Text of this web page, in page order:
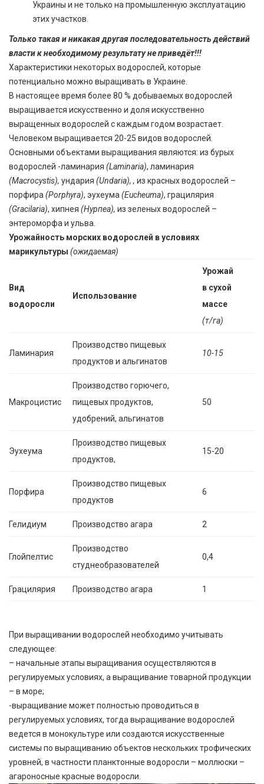
Украины и не только на промышленную эксплуатацию
этих участков.
Только такая и никакая другая последовательность действий
власти к необходимому результату не приведёт!!!
Характеристики некоторых водорослей, которые
потенциально можно выращивать в Украине.
В настоящее время более 80 % добываемых водорослей
выращивается искусственно и доля искусственно
выращенных водорослей с каждым годом возрастает.
Человеком выращивается 20-25 видов водорослей.
Основными объектами выращивания являются: из бурых
водорослей -ламинария (Laminaria), ламинария
(Macrocystis), ундария (Undaria), , из красных водорослей –
порфира (Porphyra), эухеума (Eucheuma), грацилярия
(Gracilaria), хипнея (Нурпеа), из зеленых водорослей –
энтероморфа и ульва.
Урожайность морских водорослей в условиях
марикультуры (ожидаемая)
Вид
водоросли
Использование
Урожай
в сухой
массе
(т/га)
Ламинария
Производство пищевых
продуктов и альгинатов
10-15
Макроцистис
Производство горючего,
пищевых продуктов,
удобрений, альгинатов
50
Эухеума
Производство пищевых
продуктов,
15-20
Порфира
Производство пищевых
продуктов
6
Гелидиум Производство агара 2
Глойпелтис
Производство
студнеобразователей
0,4
Грацилярия Производство агара 1
При выращивании водорослей необходимо учитывать
следующее:
– начальные этапы выращивания осуществляются в
регулируемых условиях, а выращивание товарной продукции
– в море;
-выращивание может полностью проводиться в
регулируемых условиях, тогда выращивание водорослей
ведется в монокультуре или создаются искусственные
системы по выращиванию объектов нескольких трофических
уровней, в частности планктонные водоросли – моллюски –
агароносные красные водоросли.